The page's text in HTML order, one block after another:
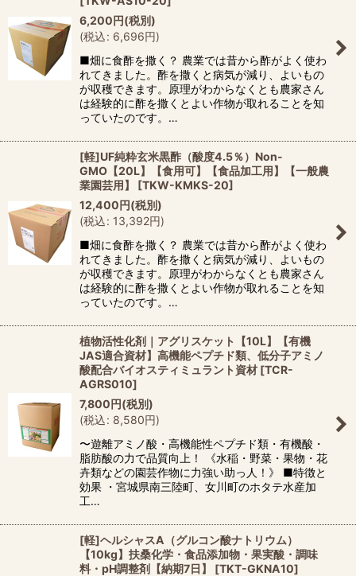
6,200円(税別)
(税込: 6,696円)
■畑に食酢を撒く？ 農業では昔から酢がよく使わ
れてきました。酢を撒くと病気が減り、よいもの
が収穫できます。原理がわからなくとも農家さん
は経験的に酢を撒くとよい作物が取れることを知
っていたのです。…
[軽]UF純粋玄米黒酢（酸度4.5％）Non-
GMO【20L】【食用可】【食品加工用】【一般農
業園芸用】
[TKW-KMKS-20]
12,400円(税別)
(税込: 13,392円)
■畑に食酢を撒く？ 農業では昔から酢がよく使わ
れてきました。酢を撒くと病気が減り、よいもの
が収穫できます。原理がわからなくとも農家さん
は経験的に酢を撒くとよい作物が取れることを知
っていたのです。…
植物活性化剤｜アグリスケット【10L】【有機
JAS適合資材】高機能ペプチド類、低分子アミノ
酸配合バイオスティミュラント資材 [TCR-
AGRS010]
7,800円(税別)
(税込: 8,580円)
〜遊離アミノ酸・高機能性ペプチド類・有機酸・
脂肪酸の力で品質向上！ 《水稲・野菜・果物・花
卉類などの園芸作物に力強い助っ人！》 ■特徴と
効果 ・宮城県南三陸町、女川町のホタテ水産加
工…
[軽]ヘルシャスA（グルコン酸ナトリウム）
【10kg】扶桑化学・食品添加物・果実酸・調味
料・pH調整剤【納期7日】
[TKT-GKNA10]